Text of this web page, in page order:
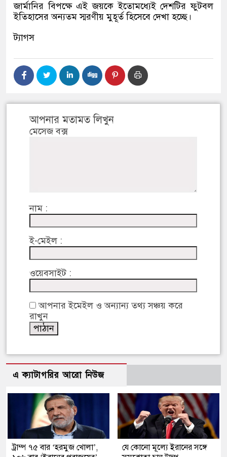
জার্মানির বিপক্ষে এই জয়কে ইতোমধ্যেই দেশটির ফুটবল
ইতিহাসের অন্যতম স্মরণীয় মুহূর্ত হিসেবে দেখা হচ্ছে।
ট্যাগস
আপনার মতামত লিখুন
মেসেজ বক্স
নাম :
ই-মেইল :
ওয়েবসাইট :
আপনার ইমেইল ও অন্যান্য তথ্য সঞ্চয় করে
রাখুন
এ ক্যাটাগরির আরো নিউজ
ট্রাম্প ৭৫ বার ‘হরমুজ খোলা’,
যে কোনো মূল্যে ইরানের সঙ্গে